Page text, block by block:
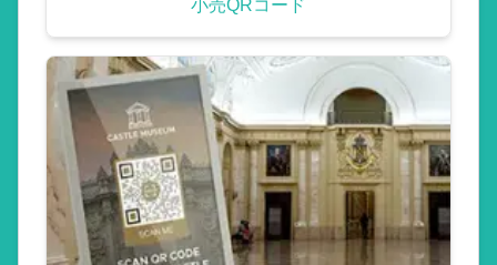
小売QRコード